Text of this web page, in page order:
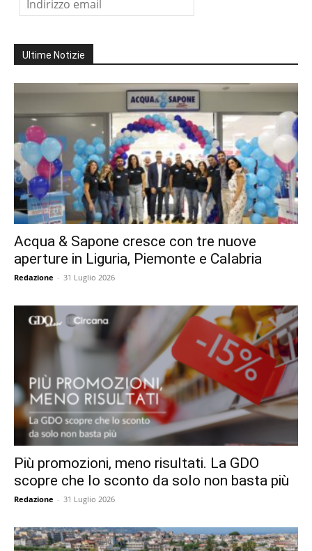
Ultime Notizie
Acqua & Sapone cresce con tre nuove
aperture in Liguria, Piemonte e Calabria
Redazione - 31 Luglio 2026
Più promozioni, meno risultati. La GDO
scopre che lo sconto da solo non basta più
Redazione - 31 Luglio 2026